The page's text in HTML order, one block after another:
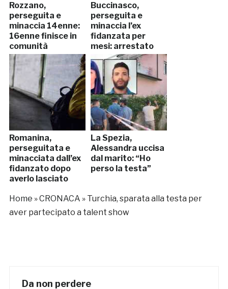
Rozzano,
perseguita e
minaccia 14enne:
16enne finisce in
comunità
Buccinasco,
perseguita e
minaccia l’ex
fidanzata per
mesi: arrestato
Romanina,
perseguitata e
minacciata dall’ex
fidanzato dopo
averlo lasciato
La Spezia,
Alessandra uccisa
dal marito: “Ho
perso la testa”
Home »CRONACA » Turchia, sparata alla testa per
aver partecipato a talent show
Da non perdere